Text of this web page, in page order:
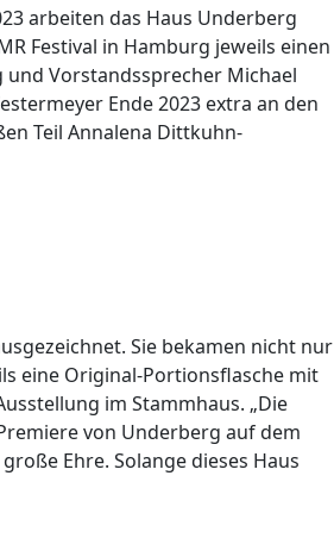
arbeiten das Haus Underberg
Festival in Hamburg jeweils einen
Vorstandssprecher Michael
Ende 2023 extra an den
Teil Annalena Dittkuhn-
Sie bekamen nicht nur
eine Original-Portionsflasche mit
im Stammhaus. „Die
von Underberg auf dem
Ehre. Solange dieses Haus